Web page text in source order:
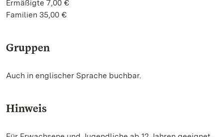
Ermäßigte 7,00 €
Familien 35,00 €
Gruppen
Auch in englischer Sprache buchbar.
Hinweis